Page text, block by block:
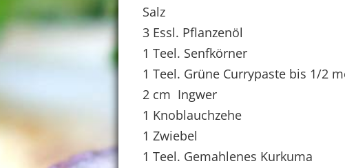
Salz
3 Essl. Pflanzenöl
1 Teel. Senfkörner
1 Teel. Grüne Currypaste bis 1/2
2 cm Ingwer
1 Knoblauchzehe
1 Zwiebel
1 Teel. Gemahlenes Kurkuma